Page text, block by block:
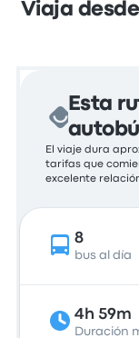
Viaja
Esta
El viaje dura
tarifas que
excelente
8
bus al día
4h 59m
Duración